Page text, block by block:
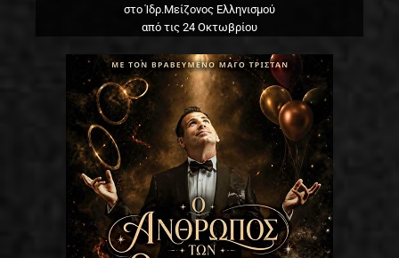
στο Ίδρ.Μείζονος Ελληνισμού
από τις 24 Οκτωβρίου